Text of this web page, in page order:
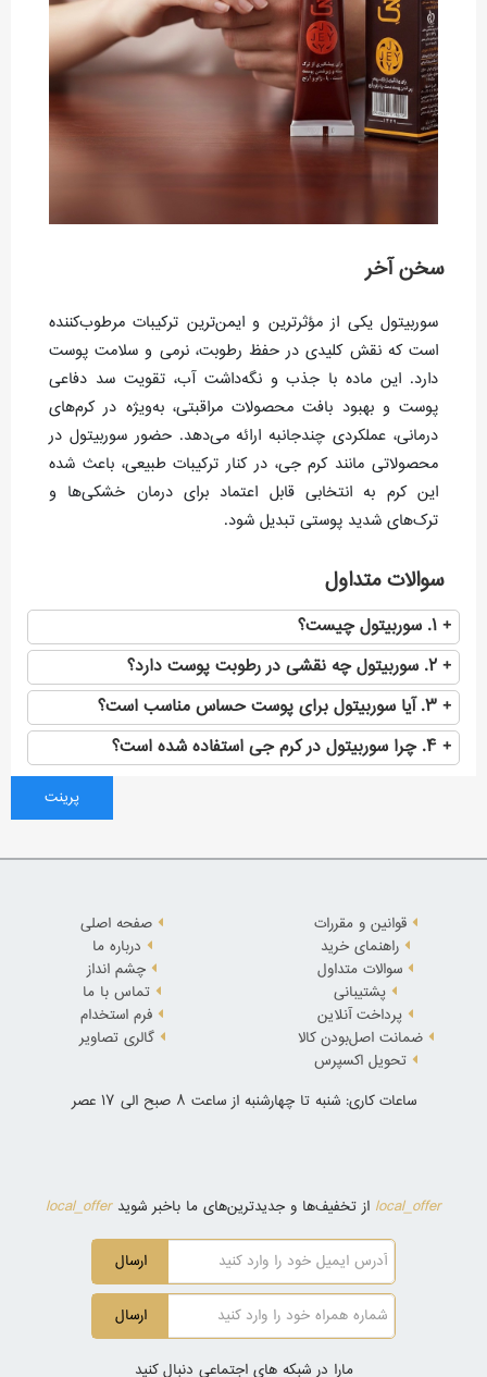
سخن آخر
سوربیتول یکی از مؤثرترین و ایمن‌ترین ترکیبات مرطوب‌کننده
است که نقش کلیدی در حفظ رطوبت، نرمی و سلامت پوست
دارد. این ماده با جذب و نگه‌داشت آب، تقویت سد دفاعی
پوست و بهبود بافت محصولات مراقبتی، به‌ویژه در کرم‌های
درمانی، عملکردی چندجانبه ارائه می‌دهد. حضور سوربیتول در
محصولاتی مانند کرم جی، در کنار ترکیبات طبیعی، باعث شده
این کرم به انتخابی قابل اعتماد برای درمان خشکی‌ها و
ترک‌های شدید پوستی تبدیل شود.
سوالات متداول
۱. سوربیتول چیست؟
۲. سوربیتول چه نقشی در رطوبت پوست دارد؟
۳. آیا سوربیتول برای پوست حساس مناسب است؟
۴. چرا سوربیتول در کرم جی استفاده شده است؟
پرینت
قوانین و مقررات
راهنمای خرید
سوالات متداول
پشتیبانی
پرداخت آنلاین
ضمانت اصل‌بودن کالا
تحویل اکسپرس
صفحه اصلی
درباره ما
چشم انداز
تماس با ما
فرم استخدام
گالری تصاویر
ساعات کاری: شنبه تا چهارشنبه از ساعت 8 صبح الی 17 عصر
local_offer از تخفیف‌ها و جدیدترین‌های ما باخبر شویدlocal_offer
ارسال
ارسال
مارا در شبکه های اجتماعی دنبال کنید